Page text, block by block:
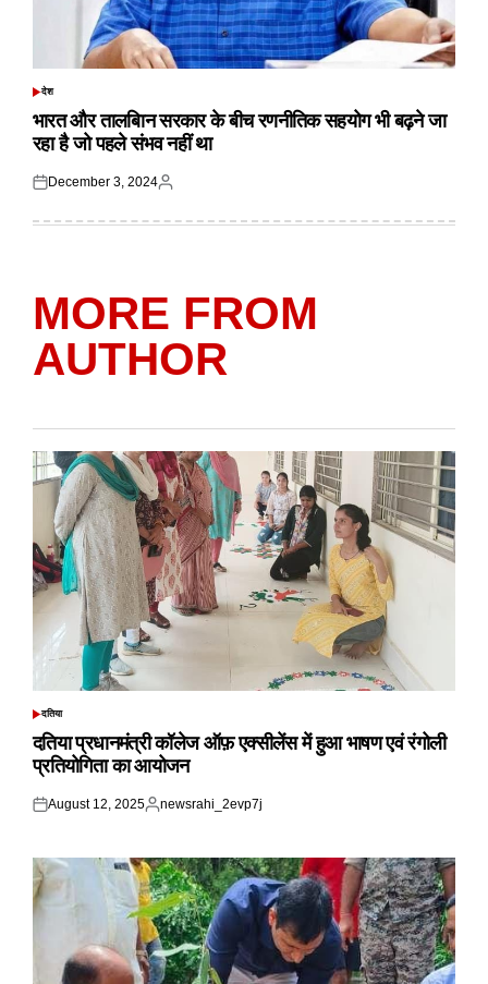
POSTED
देश
भारत और तालबिान सरकार के बीच रणनीतिक सहयोग भी बढ़ने जा
रहा है जो पहले संभव नहीं था
Posted
December 3, 2024
Posted
MORE FROM
AUTHOR
POSTED
दतिया
दतिया प्रधानमंत्री कॉलेज ऑफ़ एक्सीलेंस में हुआ भाषण एवं रंगोली
प्रतियोगिता का आयोजन
Posted
August 12, 2025
Posted
newsrahi_2evp7j